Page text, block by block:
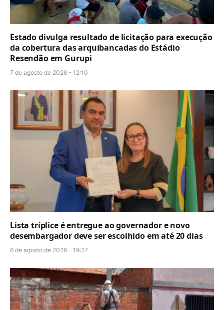
Estado divulga resultado de licitação para execução
da cobertura das arquibancadas do Estádio
Resendão em Gurupi
7 de agosto de 2026 - 12:10
Lista tríplice é entregue ao governador e novo
desembargador deve ser escolhido em até 20 dias
6 de agosto de 2026 - 19:27